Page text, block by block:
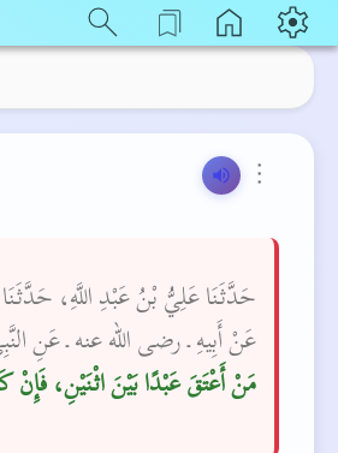
⋮
حَدَّثَنَا عَلِيُّ بْنُ عَبْدِ اللَّهِ،
عَنْ أَبِيهِ ـ رضى الله عنه ـ عَنِ
مَنْ أَعْتَقَ عَبْدًا بَيْنَ اثْنَيْنِ، فَإِنْ